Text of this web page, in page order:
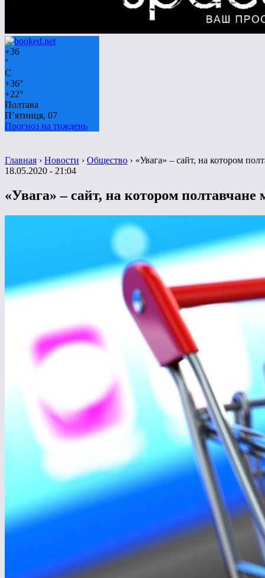
+36
°
C
+36°
+22°
Полтава
П’ятниця, 07
Прогноз на тиждень
Главная › Новости › Общество › «Увага» – сайт, на котором
18.05.2020 - 21:04
«Увага» – сайт, на котором